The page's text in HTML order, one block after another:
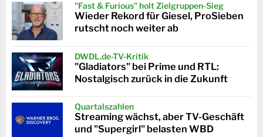
"Fast & Furious" holt Zielgruppen-Sieg
Wieder Rekord für Giesel, ProSieben
rutscht noch weiter ab
DWDL.de-TV-Kritik
"Gladiators" bei Prime und RTL:
Nostalgisch zurück in die Zukunft
Quartalszahlen
Streaming wächst, aber TV-Geschäft
und "Supergirl" belasten WBD